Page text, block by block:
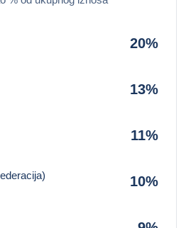
20%
13%
11%
10%